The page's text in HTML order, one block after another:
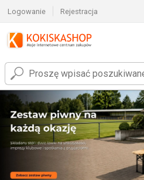
Logowanie Rejestracja